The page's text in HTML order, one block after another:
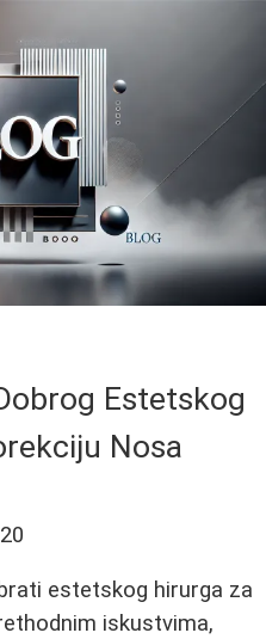
Estetskog
Nosa
estetskog hirurga za
iskustvima,